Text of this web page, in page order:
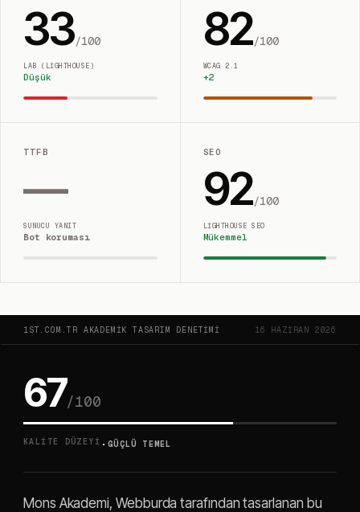
33/100
LAB (LIGHTHOUSE)
Düşük
82/100
WCAG 2.1
+2
TTFB
—
SUNUCU YANIT
Bot koruması
SEO
92/100
LIGHTHOUSE SEO
Mükemmel
1ST.COM.TR AKADEMIK TASARIM DENETIMI 16 HAZIRAN 2026
67/100
KALITE DÜZEYI ·GÜÇLÜ TEMEL
Mons Akademi, Webburda tarafından tasarlanan bu